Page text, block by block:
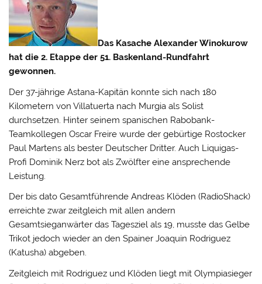
Das Kasache Alexander Winokurow
hat die 2. Etappe der 51. Baskenland-Rundfahrt
gewonnen.
Der 37-jährige Astana-Kapitän konnte sich nach 180
Kilometern von Villatuerta nach Murgia als Solist
durchsetzen. Hinter seinem spanischen Rabobank-
Teamkollegen Oscar Freire wurde der gebürtige Rostocker
Paul Martens als bester Deutscher Dritter. Auch Liquigas-
Profi Dominik Nerz bot als Zwölfter eine ansprechende
Leistung.
Der bis dato Gesamtführende Andreas Klöden (RadioShack)
erreichte zwar zeitgleich mit allen andern
Gesamtsieganwärter das Tagesziel als 19, musste das Gelbe
Trikot jedoch wieder an den Spainer Joaquin Rodriguez
(Katusha) abgeben.
Zeitgleich mit Rodriguez und Klöden liegt mit Olympiasieger